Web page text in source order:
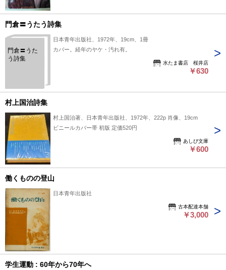
門倉〓うたう詩集
門倉〓うた
う詩集
日本青年出版社、1972年、19cm、1冊
カバー。経年のヤケ・汚れ有。
水たま書店 桜井店
￥630
村上国治詩集
村上国治著、日本青年出版社、1972年、222p 肖像、19cm
ビニールカバー帯 初版 定価520円
あしび文庫
￥600
働くものの登山
日本青年出版社
古本配達本舗
￥3,000
学生運動 : 60年から70年へ